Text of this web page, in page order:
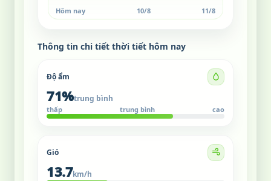
Hôm nay 10/8 11/8
Thông tin chi tiết thời tiết hôm nay
Độ ẩm
71%trung bình
thấp trung bình cao
Gió
13.7km/h